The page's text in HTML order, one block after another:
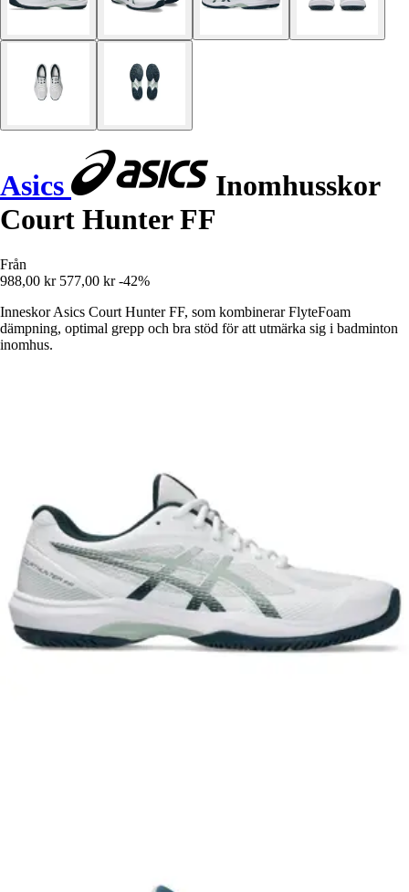
Asics
Inomhusskor
Court Hunter FF
Från
988,00 kr 577,00 kr -42%
Inneskor Asics Court Hunter FF, som kombinerar FlyteFoam
dämpning, optimal grepp och bra stöd för att utmärka sig i badminton
inomhus.